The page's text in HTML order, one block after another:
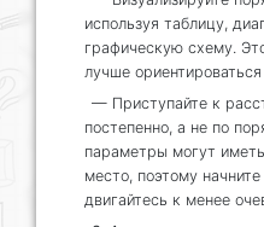
используя таблицу,
графическую схему.
лучше
— Приступайте к
постепенно, а не по
параметры могут
место, поэтому
двигайтесь к менее